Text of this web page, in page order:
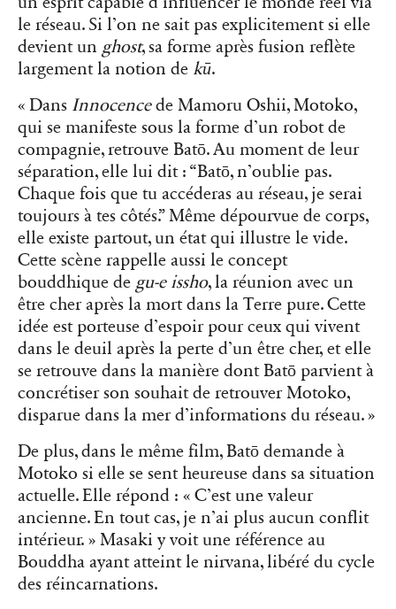
le réseau. Si l’on ne sait pas explicitement si elle
devient un ghost, sa forme après fusion reflète
largement la notion de kū.
« Dans Innocencede Mamoru Oshii, Motoko,
qui se manifeste sous la forme d’un robot de
compagnie, retrouve Batō. Au moment de leur
séparation, elle lui dit : “Batō, n’oublie pas.
Chaque fois que tu accéderas au réseau, je serai
toujours à tes côtés.” Même dépourvue de corps,
elle existe partout, un état qui illustre le vide.
Cette scène rappelle aussi le concept
bouddhique de gu-e issho, la réunion avec un
être cher après la mort dans la Terre pure. Cette
idée est porteuse d’espoir pour ceux qui vivent
dans le deuil après la perte d’un être cher, et elle
se retrouve dans la manière dont Batō parvient à
concrétiser son souhait de retrouver Motoko,
disparue dans la mer d’informations du réseau. »
De plus, dans le même film, Batō demande à
Motoko si elle se sent heureuse dans sa situation
actuelle. Elle répond : « C’est une valeur
ancienne. En tout cas, je n’ai plus aucun conflit
intérieur. » Masaki y voit une référence au
Bouddha ayant atteint le nirvana, libéré du cycle
des réincarnations.